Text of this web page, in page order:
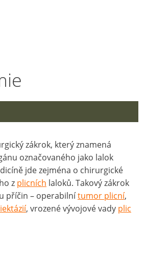
zákrok, který znamená
označovaného jako lalok
jde zejména o chirurgické
z plicních laloků. Takový zákrok
příčin – operabilnítumor plicní,
, vrozené vývojové vady plic